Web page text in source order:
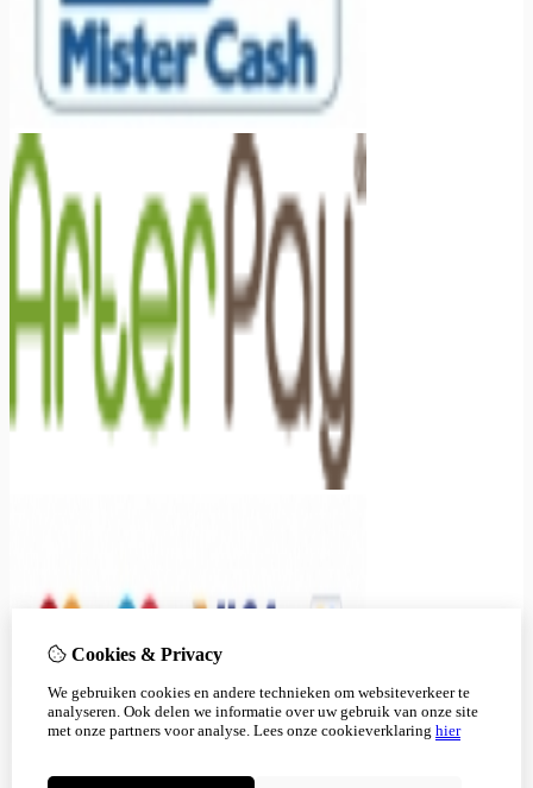
Cookies & Privacy
We gebruiken cookies en andere technieken om websiteverkeer te
analyseren. Ook delen we informatie over uw gebruik van onze site
met onze partners voor analyse. Lees onze cookieverklaring hier